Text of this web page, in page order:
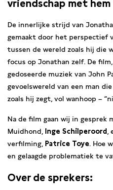
vriendschap met
De innerlijke strijd van
gemaakt door het perspectief
tussen de wereld zoals hij die
focus op Jonathan zelf. De
gedoseerde muziek van John
gevoelswereld van een man
zoals hij zegt, vol wanhoop –
Na de film gaan wij in gesprek
Muidhond,
Inge Schilperoord
verfilming,
Patrice Toye. Hoe
en gelaagde problematiek te
Over de sprekers: